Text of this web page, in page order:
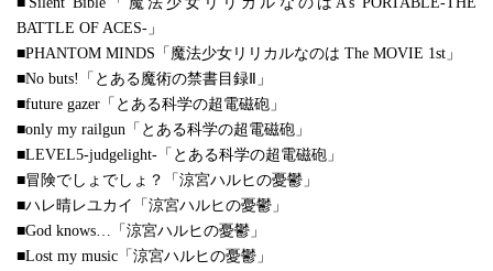
BATTLE OF ACES-」
■PHANTOM MINDS「魔法少女リリカルなのは The MOVIE 1st」
■No buts!「とある魔術の禁書目録Ⅱ」
■future gazer「とある科学の超電磁砲」
■only my railgun「とある科学の超電磁砲」
■LEVEL5-judgelight-「とある科学の超電磁砲」
■冒険でしょでしょ？「涼宮ハルヒの憂鬱」
■ハレ晴レユカイ「涼宮ハルヒの憂鬱」
■God knows…「涼宮ハルヒの憂鬱」
■Lost my music「涼宮ハルヒの憂鬱」